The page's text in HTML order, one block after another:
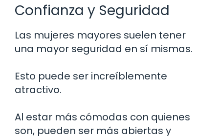
Confianza y Seguridad
Las mujeres mayores suelen tener
una mayor seguridad en sí mismas.
Esto puede ser increíblemente
atractivo.
Al estar más cómodas con quienes
son, pueden ser más abiertas y